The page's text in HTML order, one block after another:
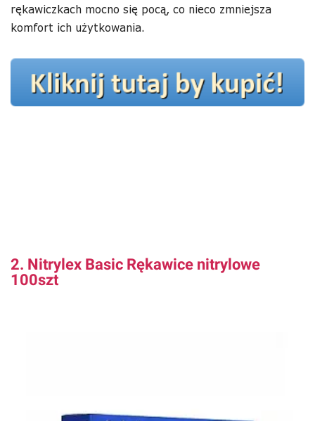
rękawiczkach mocno się pocą, co nieco zmniejsza
komfort ich użytkowania.
2. Nitrylex Basic Rękawice nitrylowe
100szt